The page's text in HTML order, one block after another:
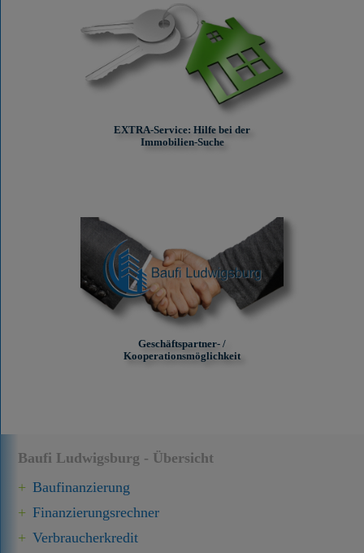
Baufi Ludwigsburg - Übersicht
Baufinanzierung
Finanzierungsrechner
Verbraucherkredit
EXTRA-Service: Hilfe bei der
Immobilien-Suche
Geschäftspartner- /
Kooperationsmöglichkeit